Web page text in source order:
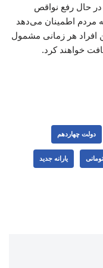
در حال رفع نواقص
مردم اطمینان می‌دهد
افراد هر زمانی مشمول
دولت چهاردهم
یارانه جدید